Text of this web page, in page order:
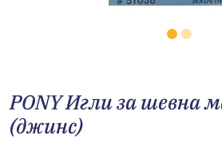
PONY Игли за шевна
(джинс)